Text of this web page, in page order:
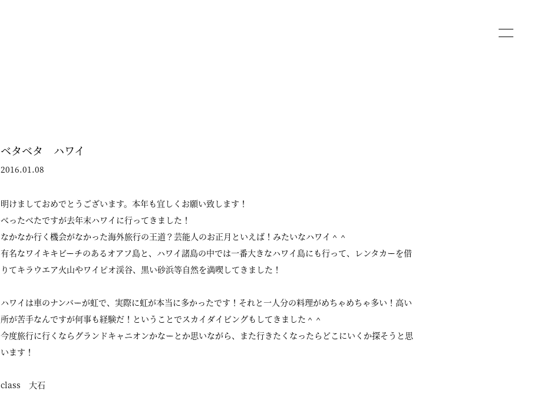
ベタベタ ハワイ
2016.01.08
明けましておめでとうございます。本年も宜しくお願い致します！
べったべたですが去年末ハワイに行ってきました！
なかなか行く機会がなかった海外旅行の王道？芸能人のお正月といえば！みたいなハワイ＾＾
有名なワイキキビーチのあるオアフ島と、ハワイ諸島の中では一番大きなハワイ島にも行って、レンタカーを借
りてキラウエア火山やワイピオ渓谷、黒い砂浜等自然を満喫してきました！
ハワイは車のナンバーが虹で、実際に虹が本当に多かったです！それと一人分の料理がめちゃめちゃ多い！高い
所が苦手なんですが何事も経験だ！ということでスカイダイビングもしてきました＾＾
今度旅行に行くならグランドキャニオンかなーとか思いながら、また行きたくなったらどこにいくか探そうと思
います！
class 大石